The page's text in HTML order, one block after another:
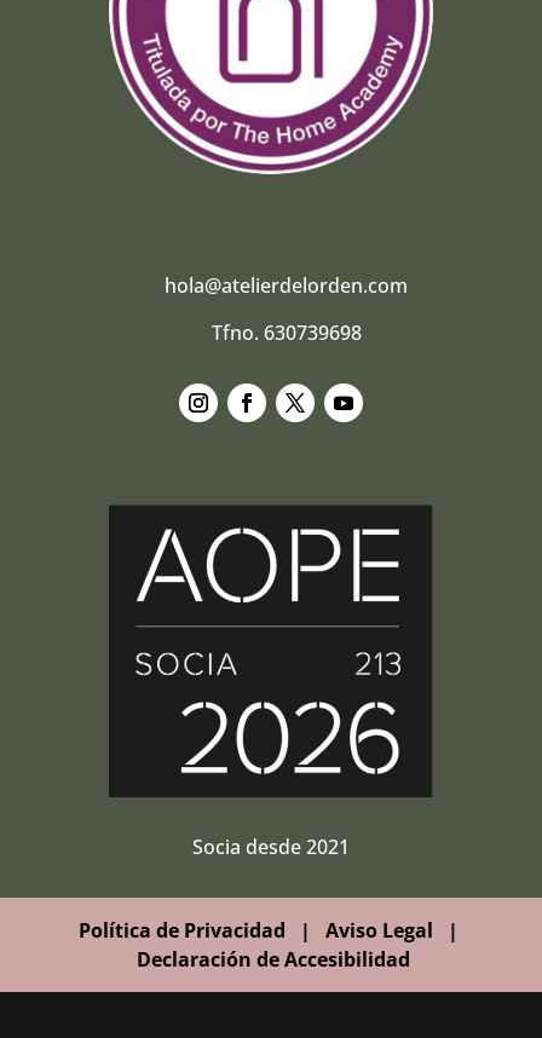
hola@atelierdelorden.com
Tfno. 630739698
Socia desde 2021
Política de Privacidad | Aviso Legal |
Declaración de Accesibilidad